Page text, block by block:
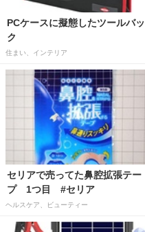
PCケースに擬態したツールバッ
ク
住まい、インテリア
セリアで売ってた鼻腔拡張テー
プ 1つ目 #セリア
ヘルスケア、ビューティー